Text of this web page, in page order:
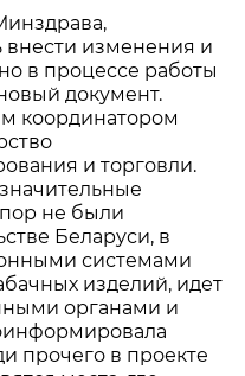
внести изменения и
в процессе работы
документ.
координатором
и торговли.
не были
Беларуси, в
системами
изделий, идет
органами и
прочего в проекте